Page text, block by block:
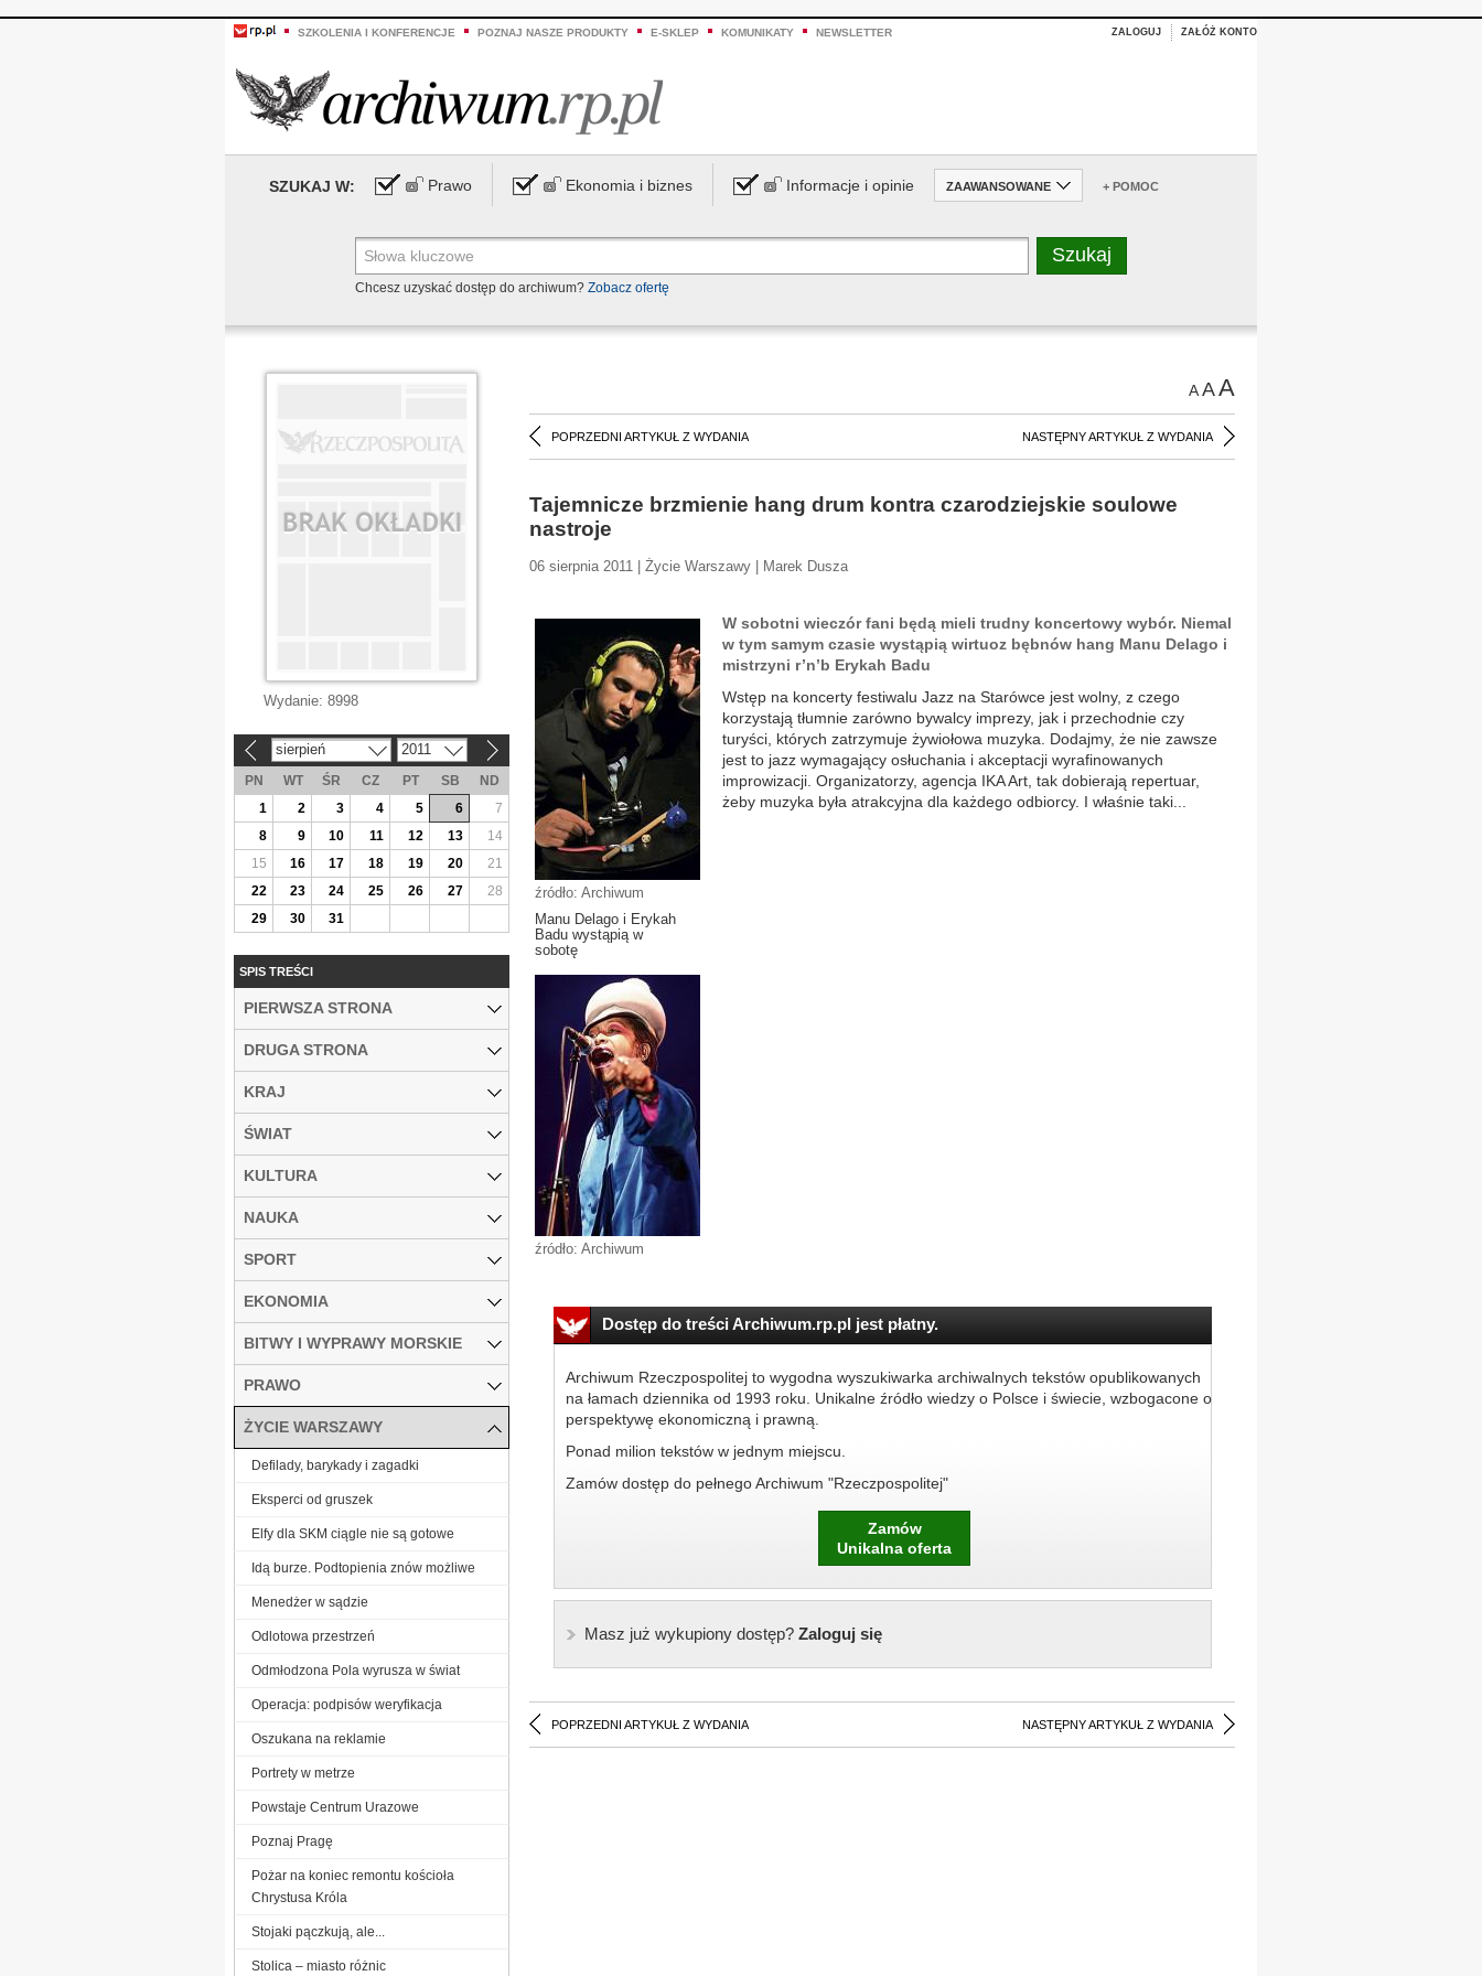
SZKOLENIA I KONFERENCJE POZNAJ NASZE PRODUKTY E-SKLEP KOMUNIKATY NEWSLETTER ZALOGUJ ZAŁÓŻ KONTO
SZUKAJ W: Prawo Ekonomia i biznes Informacje i opinie ZAAWANSOWANE + POMOC
Chcesz uzyskać dostęp do archiwum? Zobacz ofertę
AAA
POPRZEDNI ARTYKUŁ Z WYDANIA NASTĘPNY ARTYKUŁ Z WYDANIA
Tajemnicze brzmienie hang drum kontra czarodziejskie soulowe
nastroje
06 sierpnia 2011 | Życie Warszawy | Marek Dusza
źródło: Archiwum
Manu Delago i Erykah
Badu wystąpią w
sobotę
źródło: Archiwum
W sobotni wieczór fani będą mieli trudny koncertowy wybór. Niemal
w tym samym czasie wystąpią wirtuoz bębnów hang Manu Delago i
mistrzyni r’n’b Erykah Badu
Wstęp na koncerty festiwalu Jazz na Starówce jest wolny, z czego
korzystają tłumnie zarówno bywalcy imprezy, jak i przechodnie czy
turyści, których zatrzymuje żywiołowa muzyka. Dodajmy, że nie zawsze
jest to jazz wymagający osłuchania i akceptacji wyrafinowanych
improwizacji. Organizatorzy, agencja IKA Art, tak dobierają repertuar,
żeby muzyka była atrakcyjna dla każdego odbiorcy. I właśnie taki...
Dostęp do treści Archiwum.rp.pl jest płatny.
Archiwum Rzeczpospolitej to wygodna wyszukiwarka archiwalnych tekstów opublikowanych
na łamach dziennika od 1993 roku. Unikalne źródło wiedzy o Polsce i świecie, wzbogacone o
perspektywę ekonomiczną i prawną.
Ponad milion tekstów w jednym miejscu.
Zamów dostęp do pełnego Archiwum "Rzeczpospolitej"
Zamów
Unikalna oferta
Masz już wykupiony dostęp?Zaloguj się
POPRZEDNI ARTYKUŁ Z WYDANIA NASTĘPNY ARTYKUŁ Z WYDANIA
Wydanie: 8998
sierpień 2011
PN WT ŚR CZ PT SB
ND
1
2 3 4 5 6
7
8
9 10 11 12 13
14
15
16 17 18 19 20
21
22
23 24 25 26 27
28
29
30 31
SPIS TREŚCI
PIERWSZA STRONA
DRUGA STRONA
KRAJ
ŚWIAT
KULTURA
NAUKA
SPORT
EKONOMIA
BITWY I WYPRAWY MORSKIE
PRAWO
ŻYCIE WARSZAWY
Defilady, barykady i zagadki
Eksperci od gruszek
Elfy dla SKM ciągle nie są gotowe
Idą burze. Podtopienia znów możliwe
Menedżer w sądzie
Odlotowa przestrzeń
Odmłodzona Pola wyrusza w świat
Operacja: podpisów weryfikacja
Oszukana na reklamie
Portrety w metrze
Powstaje Centrum Urazowe
Poznaj Pragę
Pożar na koniec remontu kościoła
Chrystusa Króla
Stojaki pączkują, ale...
Stolica – miasto różnic